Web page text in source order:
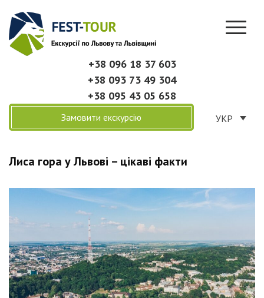
+38 096 18 37 603
+38 093 73 49 304
+38 095 43 05 658
УКР
Замовити екскурсію
Лиса гора у Львові – цікаві факти